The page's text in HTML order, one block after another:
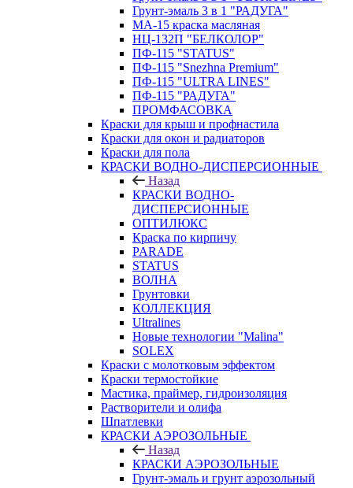
Грунт-эмаль 3 в 1 "РАДУГА"
МА-15 краска масляная
НЦ-132П "БЕЛКОЛОР"
ПФ-115 "STATUS"
ПФ-115 "Snezhna Premium"
ПФ-115 "ULTRA LINES"
ПФ-115 "РАДУГА"
ПРОМФАСОВКА
Краски для крыш и профнастила
Краски для окон и радиаторов
Краски для пола
КРАСКИ ВОДНО-ДИСПЕРСИОННЫЕ
Назад
КРАСКИ ВОДНО-
ДИСПЕРСИОННЫЕ
ОПТИЛЮКС
Краска по кирпичу
PARADE
STATUS
ВОЛНА
Грунтовки
КОЛЛЕКЦИЯ
Ultralines
Новые технологии "Malina"
SOLEX
Краски с молотковым эффектом
Краски термостойкие
Мастика, праймер, гидроизоляция
Растворители и олифа
Шпатлевки
КРАСКИ АЭРОЗОЛЬНЫЕ
Назад
КРАСКИ АЭРОЗОЛЬНЫЕ
Грунт-эмаль и грунт аэрозольный